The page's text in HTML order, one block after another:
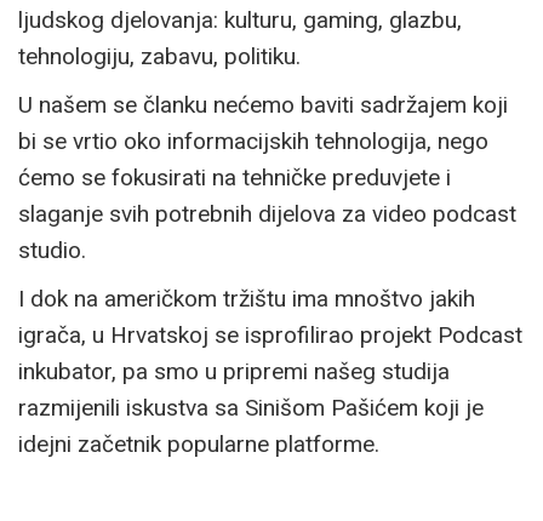
ljudskog djelovanja: kulturu, gaming, glazbu,
tehnologiju, zabavu, politiku.
U našem se članku nećemo baviti sadržajem koji
bi se vrtio oko informacijskih tehnologija, nego
ćemo se fokusirati na tehničke preduvjete i
slaganje svih potrebnih dijelova za video podcast
studio.
I dok na američkom tržištu ima mnoštvo jakih
igrača, u Hrvatskoj se isprofilirao projekt Podcast
inkubator, pa smo u pripremi našeg studija
razmijenili iskustva sa Sinišom Pašićem koji je
idejni začetnik popularne platforme.